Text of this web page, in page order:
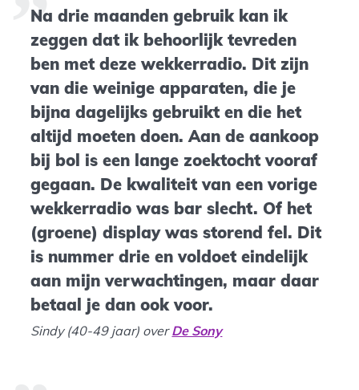
Na drie maanden gebruik kan ik
zeggen dat ik behoorlijk tevreden
ben met deze wekkerradio. Dit zijn
van die weinige apparaten, die je
bijna dagelijks gebruikt en die het
altijd moeten doen. Aan de aankoop
bij bol is een lange zoektocht vooraf
gegaan. De kwaliteit van een vorige
wekkerradio was bar slecht. Of het
(groene) display was storend fel. Dit
is nummer drie en voldoet eindelijk
aan mijn verwachtingen, maar daar
betaal je dan ook voor.
Sindy (40-49 jaar) overDe Sony